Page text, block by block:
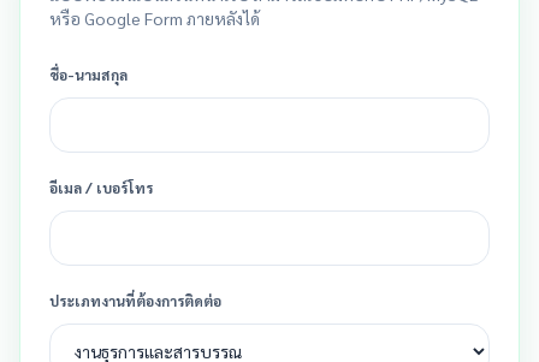
หรือ Google Form ภายหลังได้
ชื่อ-นามสกุล
อีเมล / เบอร์โทร
ประเภทงานที่ต้องการติดต่อ